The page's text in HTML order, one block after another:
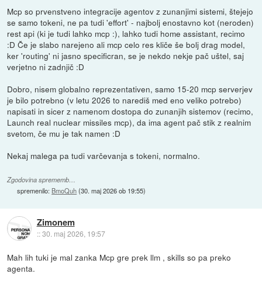
Mcp so prvenstveno integracije agentov z zunanjimi sistemi, štejejo
se samo tokeni, ne pa tudi 'effort' - najbolj enostavno kot (neroden)
rest api (ki je tudi lahko mcp :), lahko tudi home assistant, recimo
:D Če je slabo narejeno ali mcp celo res kliče še bolj drag model,
ker 'routing' ni jasno specificran, se je nekdo nekje pač uštel, saj
verjetno ni zadnjič :D
Dobro, nisem globalno reprezentativen, samo 15-20 mcp serverjev
je bilo potrebno (v letu 2026 to narediš med eno veliko potrebo)
napisati in sicer z namenom dostopa do zunanjih sistemov (recimo,
Launch real nuclear missiles mcp), da ima agent pač stik z realnim
svetom, če mu je tak namen :D
Nekaj malega pa tudi varčevanja s tokeni, normalno.
Zgodovina sprememb…
spremenilo: BmoQuh(30. maj 2026 ob 19:55)
Zimonem
::30. maj 2026, 19:57
Mah lih tuki je mal zanka Mcp gre prek llm , skills so pa preko
agenta.